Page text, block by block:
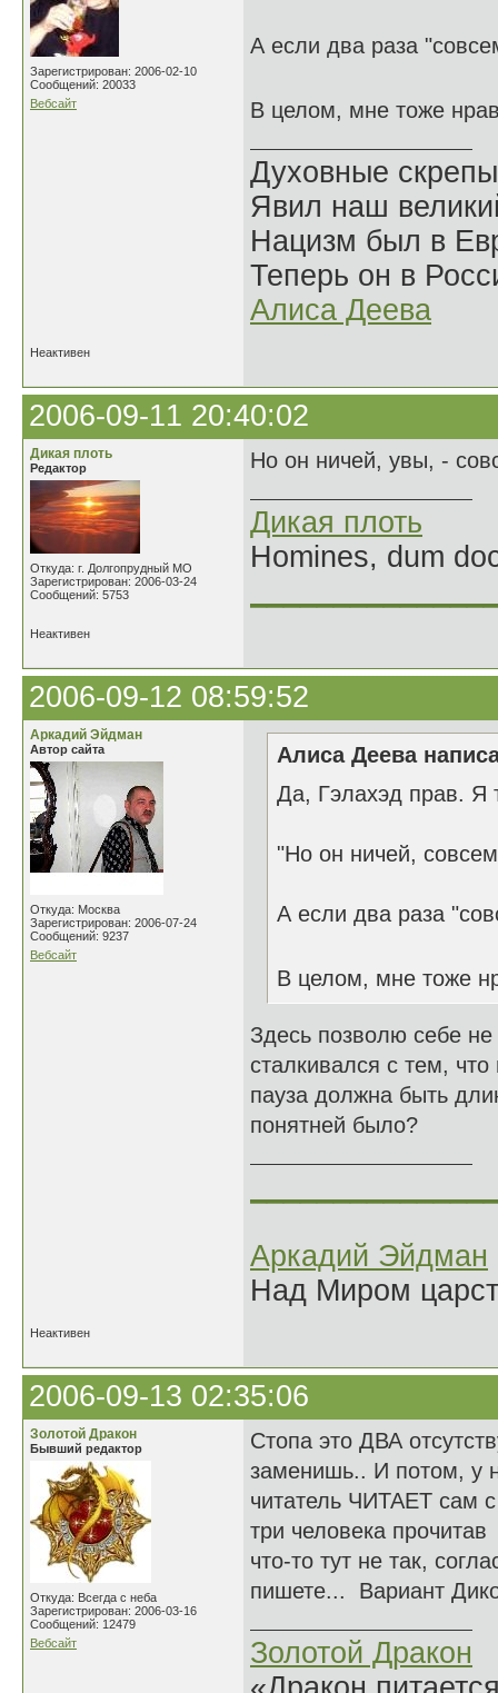
Зарегистрирован: 2006-02-10
Сообщений: 20033
Вебсайт
А если два раза
В целом, мне тоже
Духовные
Явил наш
Нацизм был в
Теперь он в
Алиса Деева
Неактивен
2006-09-11 20:40:02
Дикая плоть
Редактор
Откуда: г. Долгопрудный МО
Зарегистрирован: 2006-03-24
Сообщений: 5753
Но он ничей, увы, -
Дикая плоть
Homines, dum
Неактивен
2006-09-12 08:59:52
Аркадий Эйдман
Автор сайта
Откуда: Москва
Зарегистрирован: 2006-07-24
Сообщений: 9237
Вебсайт
Алиса Деева
Да, Гэлахэд прав. Я
"Но он ничей,
А если два раза
В целом, мне тоже
Здесь позволю себе не
сталкивался с тем,
пауза должна быть
понятней было?
Аркадий Эйдман
Над Миром
Неактивен
2006-09-13 02:35:06
Золотой Дракон
Бывший редактор
Откуда: Всегда с неба
Зарегистрирован: 2006-03-16
Сообщений: 12479
Вебсайт
Стопа это ДВА
заменишь.. И потом, у
читатель ЧИТАЕТ сам
три человека
что-то тут не так,
пишете... Вариант
Золотой Дракон